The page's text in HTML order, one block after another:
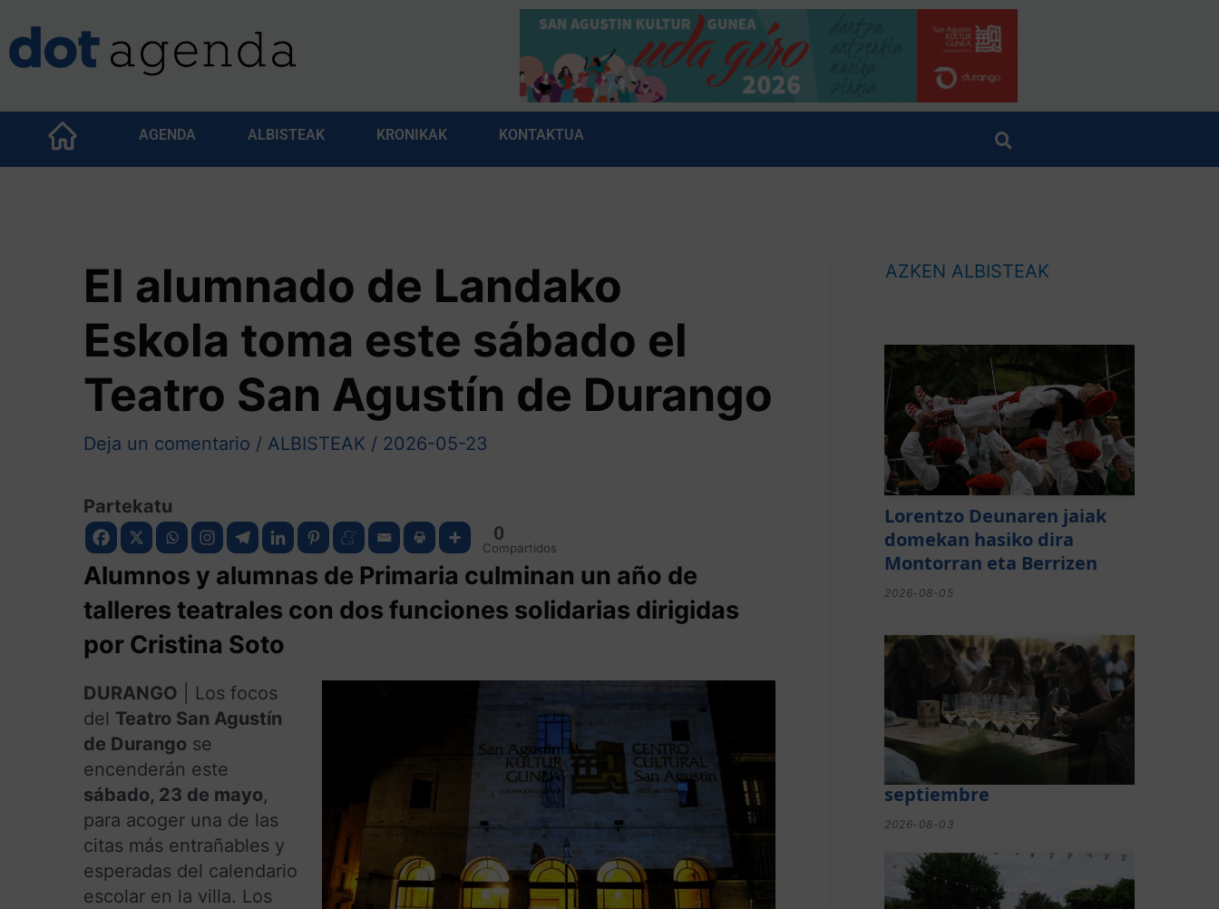
AGENDA ALBISTEAK KRONIKAK KONTAKTUA
El alumnado de Landako
Eskola toma este sábado el
Teatro San Agustín de Durango
Deja un comentario / ALBISTEAK / 2026-05-23
Partekatu
0
Compartidos
Alumnos y alumnas de Primaria culminan un año de
talleres teatrales con dos funciones solidarias dirigidas
por Cristina Soto
DURANGO | Los focos
del Teatro San Agustín
de Durango se
encenderán este
sábado, 23 de mayo,
para acoger una de las
citas más entrañables y
esperadas del calendario
escolar en la villa. Los
AZKEN ALBISTEAK
Lorentzo Deunaren jaiak
domekan hasiko dira
Montorran eta Berrizen
2026-08-05
El festival de Bizkaiko
Txakolina ‘Mahasti Artean’
llega a Durangaldea en
septiembre
2026-08-03